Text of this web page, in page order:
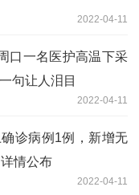
2022-04-11
口一名医护高温下采
句让人泪目
2022-04-11
诊病例1例，新增无
情公布
2022-04-11